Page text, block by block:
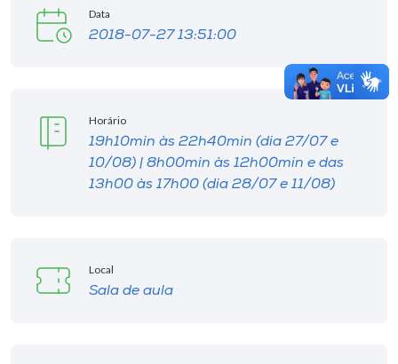
Data
2018-07-27 13:51:00
Horário
19h10min às 22h40min (dia 27/07 e
10/08) | 8h00min às 12h00min e das
13h00 às 17h00 (dia 28/07 e 11/08)
Local
Sala de aula